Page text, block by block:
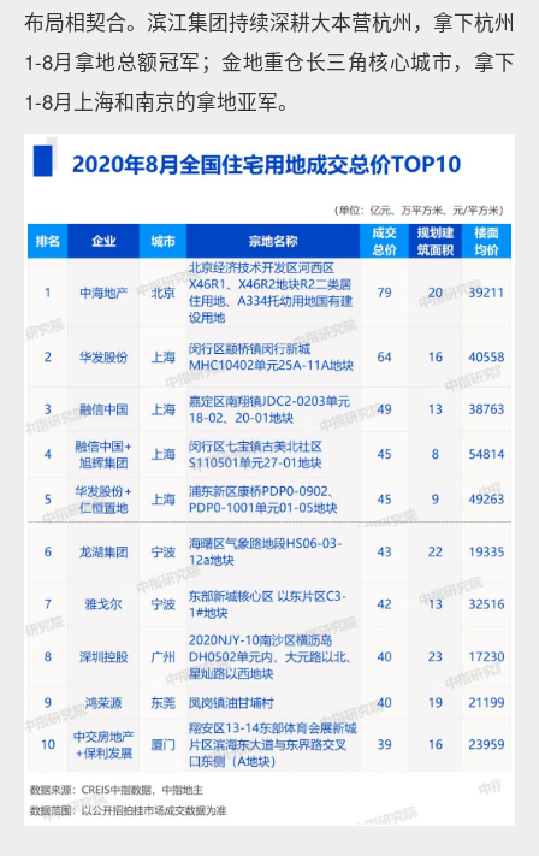
布局相契合。滨江集团持续深耕大本营杭州，拿下杭州
1-8月拿地总额冠军；金地重仓长三角核心城市，拿下
1-8月上海和南京的拿地亚军。